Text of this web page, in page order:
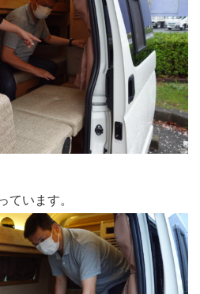
ています。